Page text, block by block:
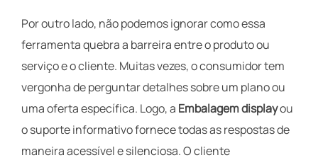
Por outro lado, não podemos ignorar como essa
ferramenta quebra a barreira entre o produto ou
serviço e o cliente. Muitas vezes, o consumidor tem
vergonha de perguntar detalhes sobre um plano ou
uma oferta específica. Logo, a Embalagem displayou
o suporte informativo fornece todas as respostas de
maneira acessível e silenciosa. O cliente